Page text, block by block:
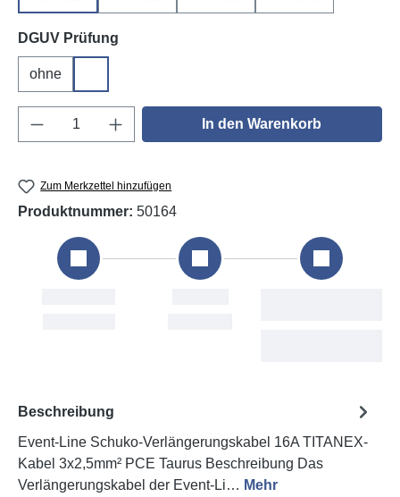
DGUV Prüfung
ohne
Produkt Anzahl: Gib den gewünschten
In den Warenkorb
Zum Merkzettel hinzufügen
Produktnummer: 50164
Beschreibung
Event-Line Schuko-Verlängerungskabel 16A TITANEX-
Kabel 3x2,5mm² PCE Taurus Beschreibung Das
Verlängerungskabel der Event-Li… Mehr